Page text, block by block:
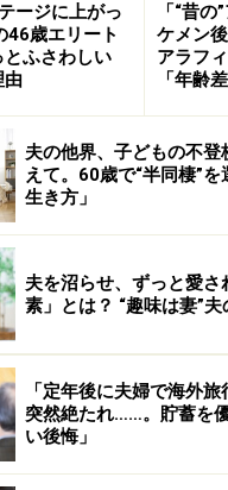
ージに上がっ
46歳エリート
とふさわしい
由
「“昔
ケメン
アラフ
「年齢
夫の他界、子どもの不
えて。60歳で“半同棲”
生き方」
夫を沼らせ、ずっと愛
素」とは？ “趣味は妻”
「定年後に夫婦で海外
突然絶たれ……。貯蓄を
い後悔」